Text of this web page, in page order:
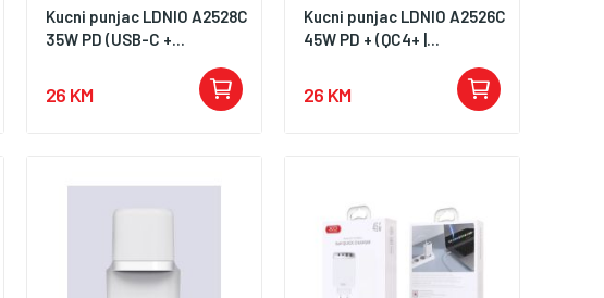
Kucni punjac LDNIO A2528C
35W PD (USB-C +...
26 KM
Kucni punjac LDNIO A2526C
45W PD + (QC4+ |...
26 KM